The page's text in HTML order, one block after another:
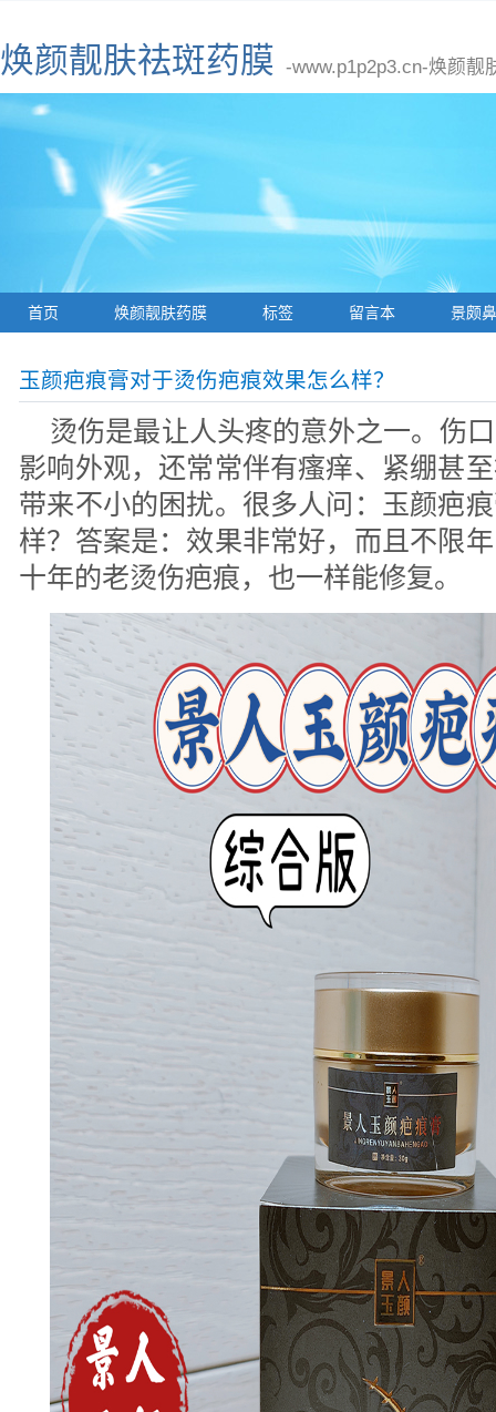
焕颜靓肤祛斑药膜 -www.p1p2p3.cn-焕颜靓
首页 焕颜靓肤药膜 标签 留言本 景颇
玉颜疤痕膏对于烫伤疤痕效果怎么样？
烫伤是最让人头疼的意外之一。伤
影响外观，还常常伴有瘙痒、紧绷甚
带来不小的困扰。很多人问：玉颜疤
样？答案是：效果非常好，而且不限
十年的老烫伤疤痕，也一样能修复。